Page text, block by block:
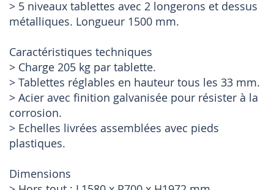
> 5 niveaux tablettes avec 2 longerons et dessus
métalliques. Longueur 1500 mm.
Caractéristiques techniques
> Charge 205 kg par tablette.
> Tablettes réglables en hauteur tous les 33 mm.
> Acier avec finition galvanisée pour résister à la
corrosion.
> Echelles livrées assemblées avec pieds
plastiques.
Dimensions